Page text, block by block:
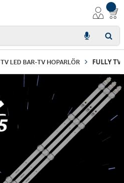
TV LED BAR-TV HOPARLÖR FULLY TV